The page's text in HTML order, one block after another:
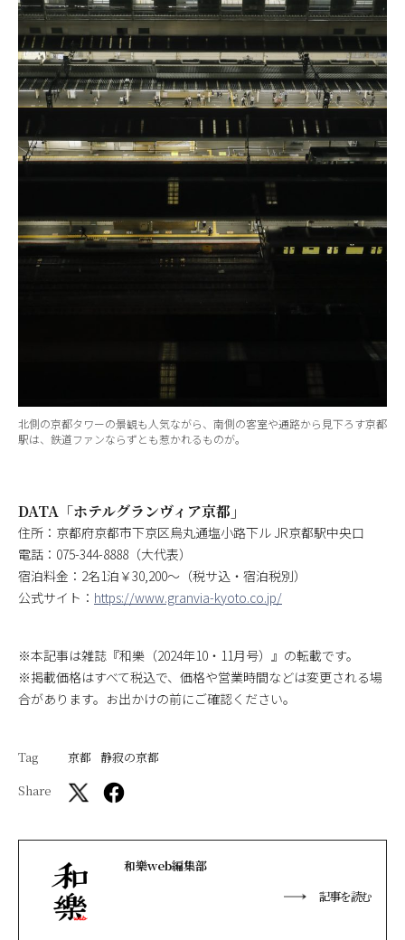
北側の京都タワーの景観も人気ながら、南側の客室や通路から見下ろす京都
駅は、鉄道ファンならずとも惹かれるものが。
DATA「ホテルグランヴィア京都」
住所：京都府京都市下京区烏丸通塩小路下ル JR京都駅中央口
電話：075-344-8888（大代表）
宿泊料金：2名1泊￥30,200～（税サ込・宿泊税別）
公式サイト： https://www.granvia-kyoto.co.jp/
※本記事は雑誌『和樂（2024年10・11月号）』の転載です。
※掲載価格はすべて税込で、価格や営業時間などは変更される場
合があります。お出かけの前にご確認ください。
Tag 京都 静寂の京都
Share
和樂web編集部
記事を読む